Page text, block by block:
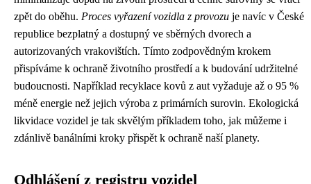
zpět do oběhu. Proces vyřazení vozidla z provozu je navíc v České
republice bezplatný a dostupný ve sběrných dvorech a
autorizovaných vrakovištích. Tímto zodpovědným krokem
přispíváme k ochraně životního prostředí a k budování udržitelné
budoucnosti. Například recyklace kovů z aut vyžaduje až o 95 %
méně energie než jejich výroba z primárních surovin. Ekologická
likvidace vozidel je tak skvělým příkladem toho, jak můžeme i
zdánlivě banálními kroky přispět k ochraně naší planety.
Odhlášení z registru vozidel